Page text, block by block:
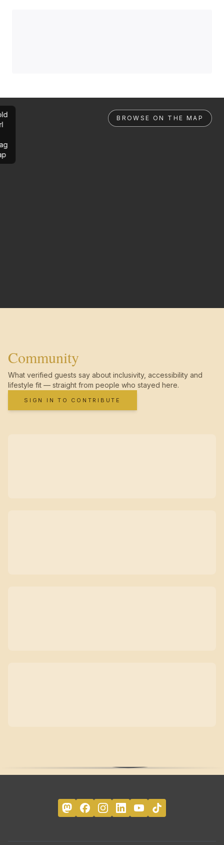
BROWSE ON THE MAP
Community
What verified guests say about inclusivity, accessibility and
lifestyle fit — straight from people who stayed here.
SIGN IN TO CONTRIBUTE